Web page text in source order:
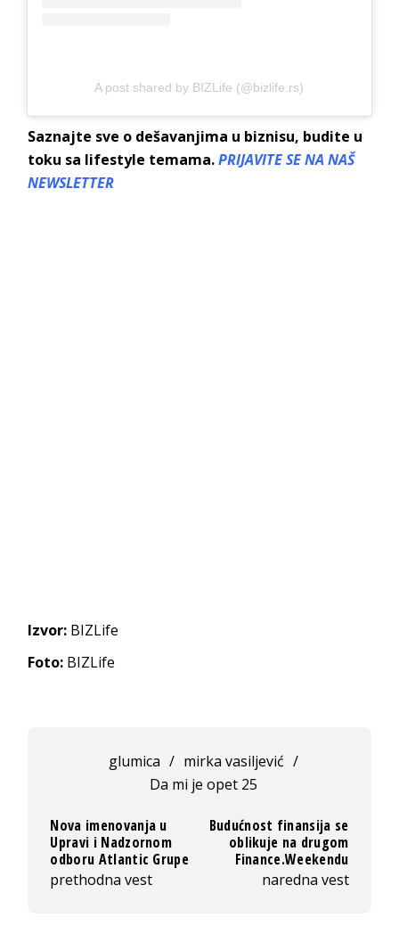
A post shared by BIZLife (@bizlife.rs)
Saznajte sve o dešavanjima u biznisu, budite u
toku sa lifestyle temama.PRIJAVITE SE NA NAŠ
NEWSLETTER
Izvor: BIZLife
Foto: BIZLife
glumica / mirka vasiljević /
Da mi je opet 25
Nova imenovanja u
Upravi i Nadzornom
odboru Atlantic Grupe
prethodna vest
Budućnost finansija se
oblikuje na drugom
Finance.Weekendu
naredna vest